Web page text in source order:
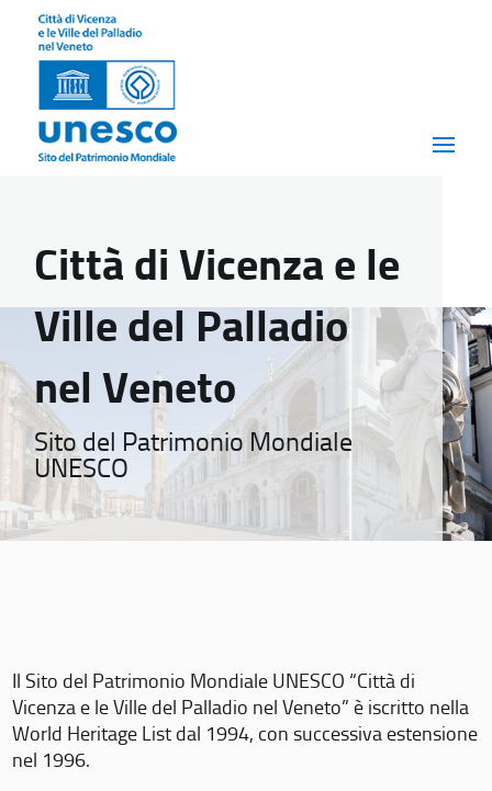
Città di Vicenza e le
Ville del Palladio
nel Veneto
Sito del Patrimonio Mondiale
UNESCO
Il Sito del Patrimonio Mondiale UNESCO “Città di
Vicenza e le Ville del Palladio nel Veneto” è iscritto nella
World Heritage List dal 1994, con successiva estensione
nel 1996.